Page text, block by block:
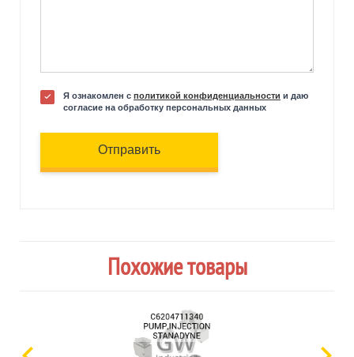
Я ознакомлен с политикой конфиденциальности и даю
согласие на обработку персональных данных
Отправить
Похожие товары